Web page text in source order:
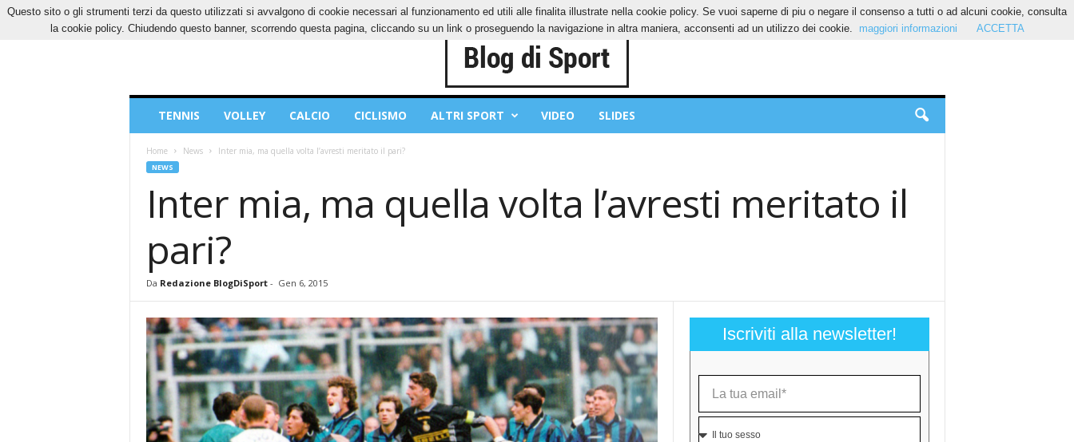
VENERDÌ, 7 AGOSTO 2026 CONTATTI COOKIES PRIVACY POLICY
Sport
TENNIS VOLLEY CALCIO CICLISMO ALTRI SPORT VIDEO SLIDES
Home News Inter mia, ma quella volta l’avresti meritato il pari?
NEWS
Inter mia, ma quella volta l’avresti meritato il
pari?
Da Redazione BlogDiSport- Gen 6, 2015
Iscriviti alla newsletter!
Questo sito o gli strumenti terzi da questo utilizzati si avvalgono di cookie necessari al funzionamento ed utili alle finalita illustrate nella cookie policy. Se vuoi saperne di piu o negare il consenso a tutti o ad alcuni cookie, consulta
la cookie policy. Chiudendo questo banner, scorrendo questa pagina, cliccando su un link o proseguendo la navigazione in altra maniera, acconsenti ad un utilizzo dei cookie.
maggiori informazioni ACCETTA